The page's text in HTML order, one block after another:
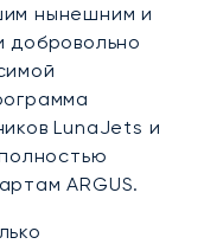
нынешним и
добровольно
LunaJets и
ARGUS.